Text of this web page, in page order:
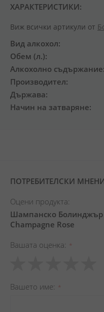
ХАРАКТЕРИСТИКИ:
Виж всички артикули от
Вид алкохол
Обем (л.)
Алкохолно съдържание
Производител
Държава
Начин на затваряне
ПОТРЕБИТЕЛСКИ
Оцени продукта:
Шампанско Болинджър
Champagne Rose
Вашата оценка
star
stars
stars
stars
stars
Вашето име